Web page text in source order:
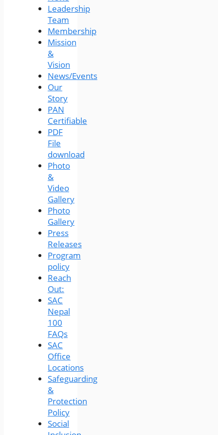
Leadership
Team
Membership
Mission
&
Vision
News/Events
Our
Story
PAN
Certifiable
PDF
File
download
Photo
&
Video
Gallery
Photo
Gallery
Press
Releases
Program
policy
Reach
Out:
SAC
Nepal
100
FAQs
SAC
Office
Locations
Safeguarding
&
Protection
Policy
Social